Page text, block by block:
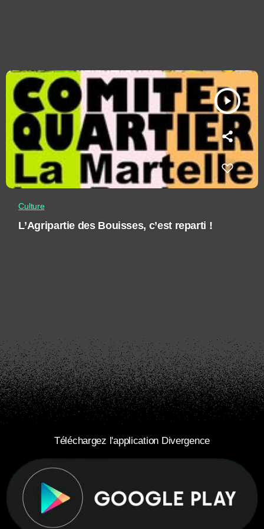
play_arrow
Culture
L’Agripartie des Bouisses, c’est reparti !
Téléchargez l'application Divergence